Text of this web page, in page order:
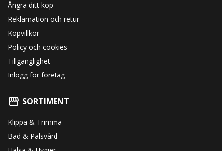
Ångra ditt köp
Reklamation och retur
Köpvillkor
Policy och cookies
Tillgänglighet
Inlogg för företag
SORTIMENT
Klippa & Trimma
Bad & Pälsvård